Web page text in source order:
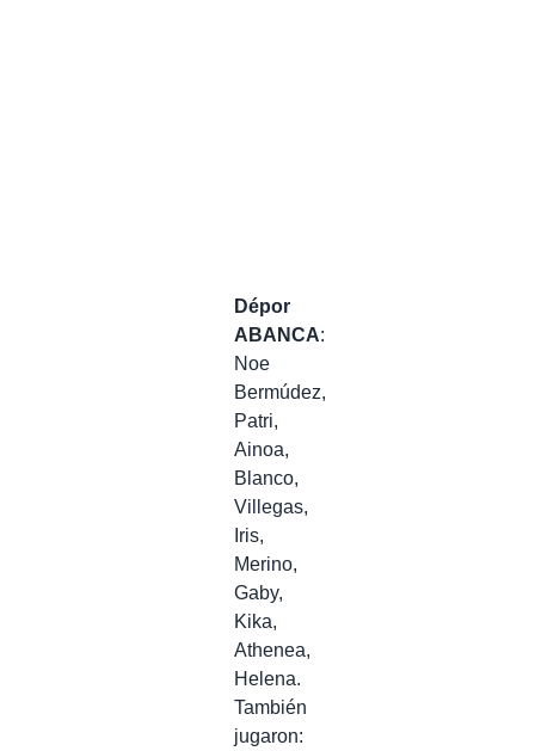
Dépor
ABANCA:
Noe
Bermúdez,
Patri,
Ainoa,
Blanco,
Villegas,
Iris,
Merino,
Gaby,
Kika,
Athenea,
Helena.
También
jugaron: